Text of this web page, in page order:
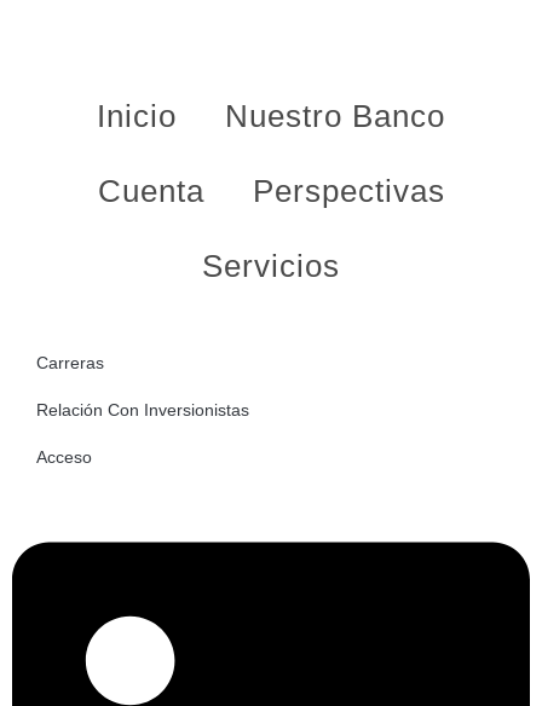
Inicio Nuestro Banco
Cuenta Perspectivas
Servicios
Carreras
Relación Con Inversionistas
Acceso